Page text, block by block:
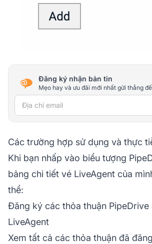
Đăng ký nhận bản tin
Mẹo hay và ưu đãi mới nhất gửi thẳng
Địa chỉ email
Các trường hợp sử dụng và thực
Khi bạn nhấp vào biểu tượng
bảng chi tiết vé LiveAgent của
thể:
Đăng ký các thỏa thuận
LiveAgent
Xem tất cả các thỏa thuận đã